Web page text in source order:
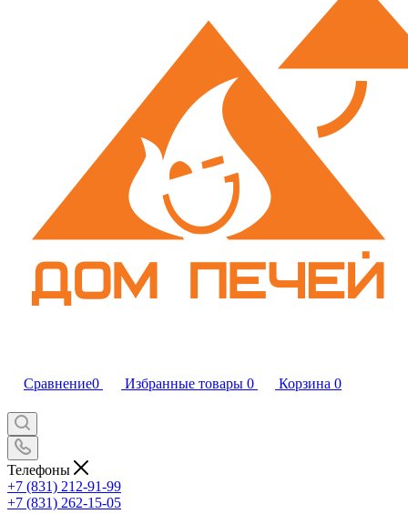
Сравнение0 Избранные товары 0 Корзина 0
Телефоны
+7 (831) 212-91-99
+7 (831) 262-15-05